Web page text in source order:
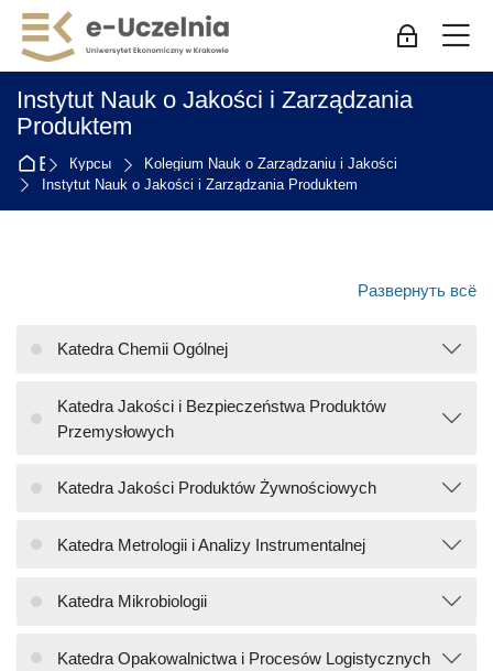
Skip to navigation
Skip to login form
Перейти к основному содержанию
Skip to accessibility options
Skip to footer
Skip accessibility options
Вход для
Instytut Nauk o Jakości i Zarządzania
Produktem
В начало
Курсы
Kolegium Nauk o Zarządzaniu i Jakości
Instytut Nauk o Jakości i Zarządzania Produktem
Развернуть всё
Katedra Chemii Ogólnej
Katedra Jakości i Bezpieczeństwa Produktów
Przemysłowych
Katedra Jakości Produktów Żywnościowych
Katedra Metrologii i Analizy Instrumentalnej
Katedra Mikrobiologii
Katedra Opakowalnictwa i Procesów Logistycznych